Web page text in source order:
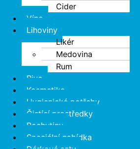
Cider
Víno
Lihoviny
Likér
Medovina
Rum
Pivo
Kosmetika
Hygienické potřeby
Čistící prostředky
Pochutiny
Speciální nabídka